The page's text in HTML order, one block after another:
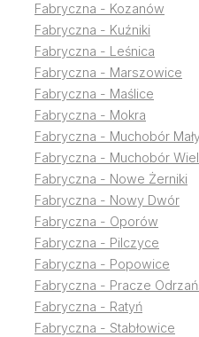
Fabryczna - Kozanów
Fabryczna - Kuźniki
Fabryczna - Leśnica
Fabryczna - Marszowice
Fabryczna - Maślice
Fabryczna - Mokra
Fabryczna - Muchobór
Fabryczna - Muchobór
Fabryczna - Nowe Żerniki
Fabryczna - Nowy Dwór
Fabryczna - Oporów
Fabryczna - Pilczyce
Fabryczna - Popowice
Fabryczna - Pracze
Fabryczna - Ratyń
Fabryczna - Stabłowice